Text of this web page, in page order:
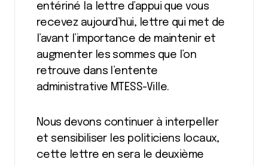
entériné la lettre d’appui que vous
recevez aujourd’hui, lettre qui met de
l’avant l’importance de maintenir et
augmenter les sommes que l’on
retrouve dans l’entente
administrative MTESS-Ville.
Nous devons continuer à interpeller
et sensibiliser les politiciens locaux,
cette lettre en sera le deuxième